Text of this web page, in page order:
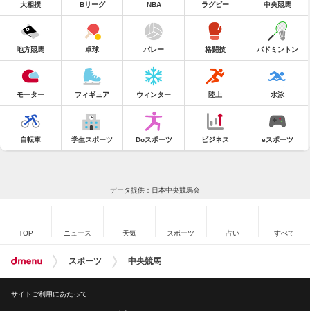
大相撲 Bリーグ NBA ラグビー 中央競馬
地方競馬 卓球 バレー 格闘技 バドミントン
モーター フィギュア ウィンター 陸上 水泳
自転車 学生スポーツ Doスポーツ ビジネス eスポーツ
データ提供：日本中央競馬会
TOP ニュース 天気 スポーツ 占い すべて
スポーツ 中央競馬
サイトご利用にあたって